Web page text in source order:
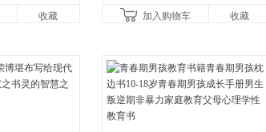
收藏
加入购物车
收藏